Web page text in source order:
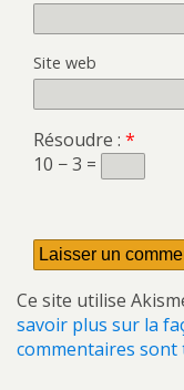
Site web
Résoudre : *
10 − 3 =
Ce site utilise
savoir plus sur la
commentaires sont